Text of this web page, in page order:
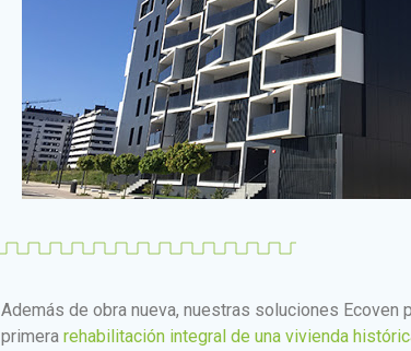
Además de obra nueva, nuestras soluciones Ecoven
primera rehabilitación integral de una vivienda